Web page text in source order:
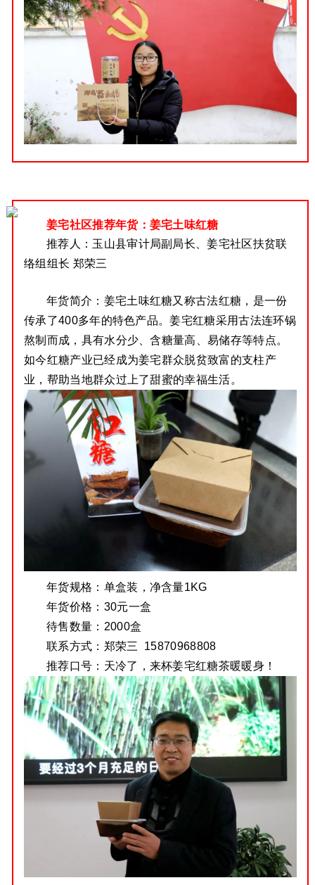
姜宅社区推荐年货：姜宅土味红糖
推荐人： 玉山县审计局副局长、姜宅社区扶贫联
络组组长 郑荣三
年货简介： 姜宅土味红糖又称古法红糖，是一份
传承了400多年的特色产品。姜宅红糖采用古法连环锅
熬制而成，具有水分少、含糖量高、易储存等特点。
如今红糖产业已经成为姜宅群众脱贫致富的支柱产
业，帮助当地群众过上了甜蜜的幸福生活。
年货规格： 单盒装，净含量1KG
年货价格： 30元一盒
待售数量： 2000盒
联系方式： 郑荣三 15870968808
推荐口号： 天冷了，来杯姜宅红糖茶暖暖身！